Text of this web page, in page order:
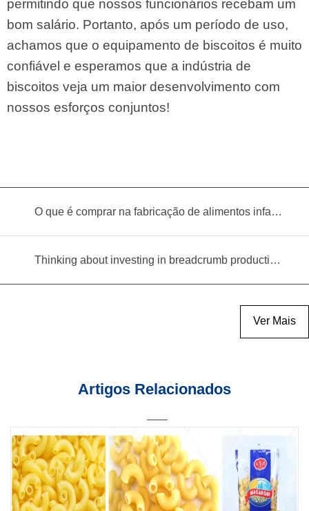
permitindo que nossos funcionários recebam um
bom salário. Portanto, após um período de uso,
achamos que o equipamento de biscoitos é muito
confiável e esperamos que a indústria de
biscoitos veja um maior desenvolvimento com
nossos esforços conjuntos!
O que é comprar na fabricação de alimentos infantis?
Thinking about investing in breadcrumb production? Read this equipment selection guide before you decide
Ver Mais
Artigos Relacionados